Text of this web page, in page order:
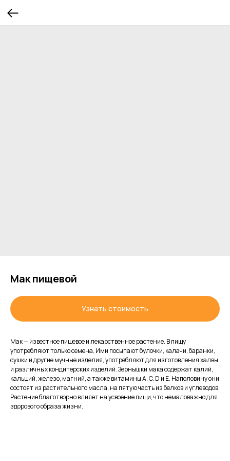
Мак пищевой
Узнать стоимость
Мак — известное пищевое и лекарственное растение. В пищу
употребляют только семена. Ими посыпают булочки, калачи, баранки,
сушки и другие мучные изделия, употребляют для изготовления халвы
и различных кондитерских изделий. Зернышки мака содержат калий,
кальций, железо, магний, а также витамины A, C, D и E. Наполовину они
состоят из растительного масла, на пятую часть из белков и углеводов.
Растение благотворно влияет на усвоение пищи, что немаловажно для
здорового образа жизни.